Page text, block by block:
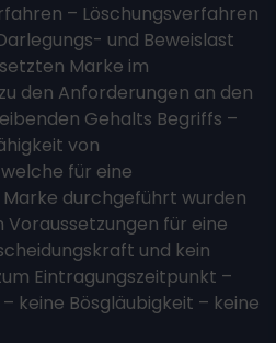
– Löschungsverfahren
Darlegungs- und Beweislast
Marke im
den Anforderungen an den
Gehalts Begriffs –
von
für eine
durchgeführt wurden
Voraussetzungen für eine
und kein
Eintragungszeitpunkt –
keine Bösgläubigkeit – keine